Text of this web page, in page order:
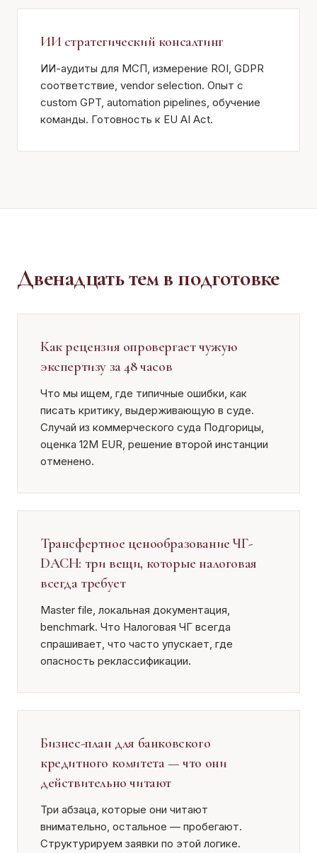
ИИ стратегический консалтинг
ИИ-аудиты для МСП, измерение ROI, GDPR
соответствие, vendor selection. Опыт с
custom GPT, automation pipelines, обучение
команды. Готовность к EU AI Act.
Двенадцать тем в подготовке
Как рецензия опровергает чужую
экспертизу за 48 часов
Что мы ищем, где типичные ошибки, как
писать критику, выдерживающую в суде.
Случай из коммерческого суда Подгорицы,
оценка 12М EUR, решение второй инстанции
отменено.
Трансфертное ценообразование ЧГ-
DACH: три вещи, которые налоговая
всегда требует
Master file, локальная документация,
benchmark. Что Налоговая ЧГ всегда
спрашивает, что часто упускает, где
опасность реклассификации.
Бизнес-план для банковского
кредитного комитета — что они
действительно читают
Три абзаца, которые они читают
внимательно, остальное — пробегают.
Структурируем заявки по этой логике.